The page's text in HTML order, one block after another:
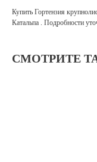
Купить Гортензия
Катальпа . Подробности
СМОТРИТЕ